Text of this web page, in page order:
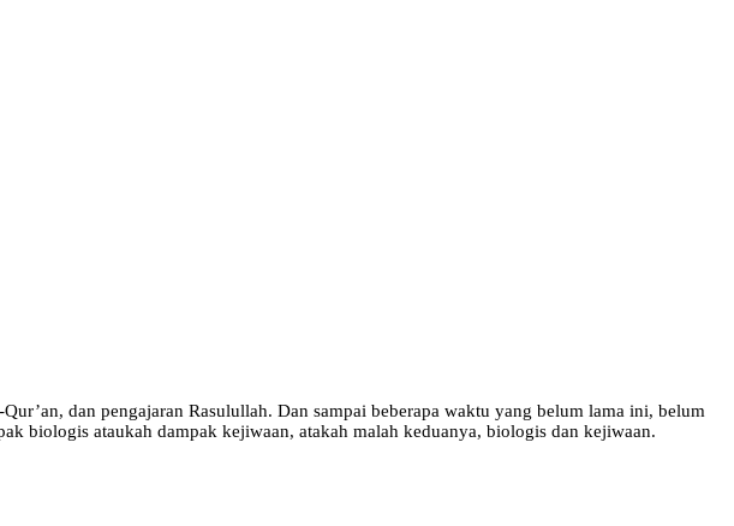
dan pengajaran Rasulullah. Dan sampai beberapa waktu yang belum lama ini, belum
biologis ataukah dampak kejiwaan, atakah malah keduanya, biologis dan kejiwaan.